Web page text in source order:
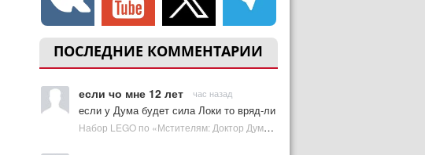
ПОСЛЕДНИЕ КОММЕНТАРИИ
если чо мне 12 лет час назад
если у Дума будет сила Локи то вряд-ли
Набор LEGO по «Мстителям: Доктор Дум» раскрыл костюм Часового | Plugged In Ru